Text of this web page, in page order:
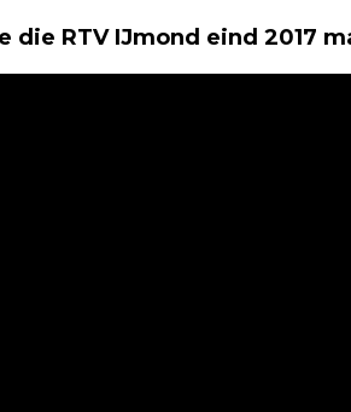
die RTV IJmond eind 2017